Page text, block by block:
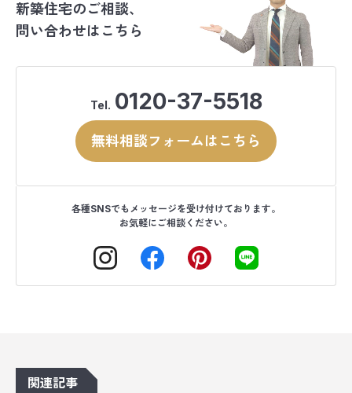
新築住宅のご相談、
問い合わせはこちら
Tel. 0120-37-5518
無料相談フォームはこちら
各種SNSでもメッセージを受け付けております。
お気軽にご相談ください。
関連記事